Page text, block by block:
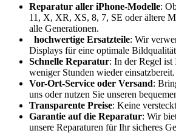
Reparatur aller iPhone-Modelle:
11, X, XR, XS, 8, 7, SE oder ältere
alle Generationen.
hochwertige Ersatzteile: Wir
Displays für eine optimale
Schnelle Reparatur: In der Regel
weniger Stunden wieder einsatzbereit.
Vor-Ort-Service oder Versand:
uns oder nutzen Sie unseren
Transparente Preise: Keine
Garantie auf die Reparatur: Wir
unsere Reparaturen für Ihr sicheres